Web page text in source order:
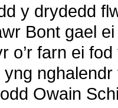
y drydedd
Bont gael
o’r farn ei
yng
Owain